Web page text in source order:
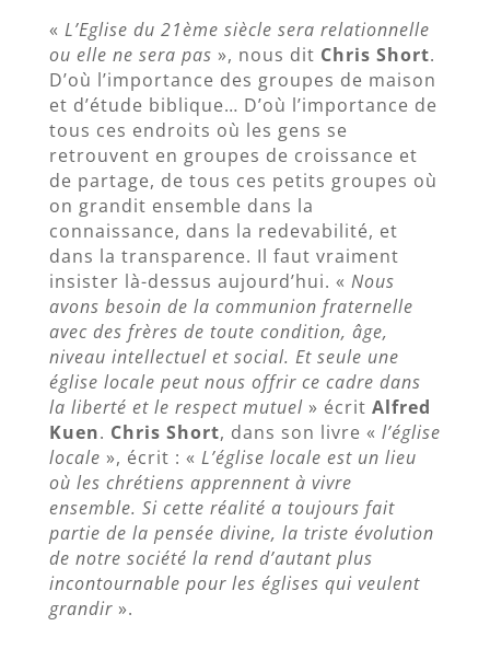
« L’Eglise du 21ème siècle sera relationnelle
ou elle ne sera pas », nous dit Chris Short.
D’où l’importance des groupes de maison
et d’étude biblique… D’où l’importance de
tous ces endroits où les gens se
retrouvent en groupes de croissance et
de partage, de tous ces petits groupes où
on grandit ensemble dans la
connaissance, dans la redevabilité, et
dans la transparence. Il faut vraiment
insister là-dessus aujourd’hui. « Nous
avons besoin de la communion fraternelle
avec des frères de toute condition, âge,
niveau intellectuel et social. Et seule une
église locale peut nous offrir ce cadre dans
la liberté et le respect mutuel» écrit Alfred
Kuen. Chris Short, dans son livre « l’église
locale », écrit : « L’église locale est un lieu
où les chrétiens apprennent à vivre
ensemble. Si cette réalité a toujours fait
partie de la pensée divine, la triste évolution
de notre société la rend d’autant plus
incontournable pour les églises qui veulent
grandir».